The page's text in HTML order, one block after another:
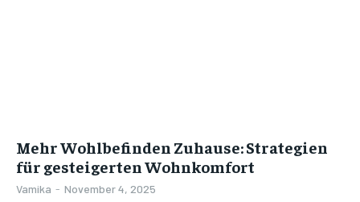
Mehr Wohlbefinden Zuhause: Strategien
für gesteigerten Wohnkomfort
Vamika - November 4, 2025